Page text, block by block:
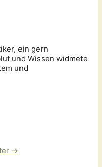
ein gern
und Wissen widmete
und
→